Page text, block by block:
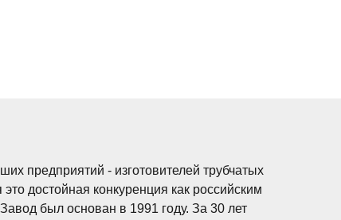
предприятий - изготовителей трубчатых
достойная конкуренция как российским
был основан в 1991 году. За 30 лет